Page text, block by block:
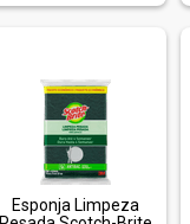
Esponja Limpeza